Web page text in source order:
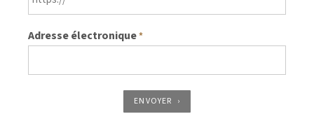
Adresse électronique*
ENVOYER